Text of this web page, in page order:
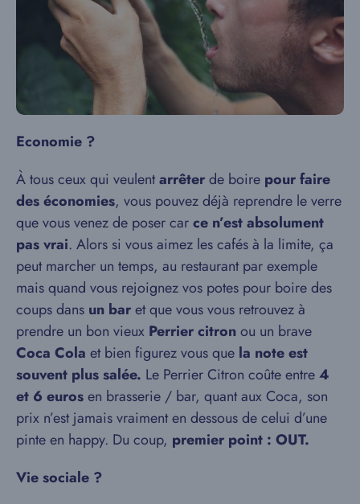
Economie ?
À tous ceux qui veulentarrêterde boire pour faire
des économies, vous pouvez déjà reprendre le verre
que vous venez de poser carce n’est absolument
pas vrai. Alors si vous aimez les cafés à la limite, ça
peut marcher un temps, au restaurant par exemple
mais quand vous rejoignez vos potes pour boire des
coups dans un baret que vous vous retrouvez à
prendre un bon vieux Perrier citronou un brave
Coca Cola et bien figurez vous que la note est
souvent plus salée. Le Perrier Citron coûte entre4
et 6 eurosen brasserie / bar, quant aux Coca, son
prix n’est jamais vraiment en dessous de celui d’une
pinte en happy. Du coup, premier point : OUT.
Vie sociale ?